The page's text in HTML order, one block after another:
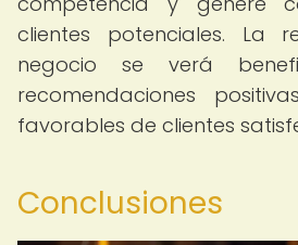
clientes potenciales. La
negocio se verá
recomendaciones
favorables de clientes
Conclusiones